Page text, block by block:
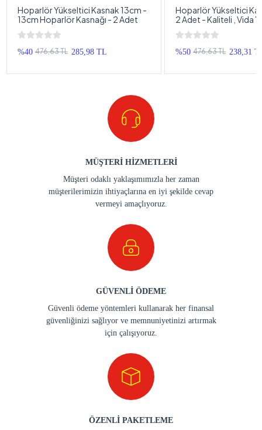
Hoparlör Yükseltici Kasnak 13cm -
13cm Hoparlör Kasnağı - 2 Adet
%40 476,63 TL 285,98 TL
Hoparlör Yükseltici
2 Adet - Kaliteli , Vida
13cm Hoparlör
%50 476,63 TL 238,31
MÜŞTERİ HİZMETLERİ
Müşteri odaklı yaklaşımımızla her zaman
müşterilerimizin ihtiyaçlarına en iyi şekilde cevap
vermeyi amaçlıyoruz.
GÜVENLİ ÖDEME
Güvenli ödeme yöntemleri kullanarak her finansal
güvenliğinizi sağlıyor ve memnuniyetinizi artırmak
için çalışıyoruz.
ÖZENLİ PAKETLEME